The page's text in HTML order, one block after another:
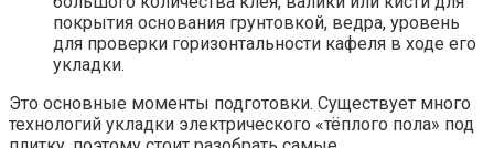
покрытия основания грунтовкой, ведра, уровень
для проверки горизонтальности кафеля в ходе его
укладки.
Это основные моменты подготовки. Существует много
технологий укладки электрического «тёплого пола» под